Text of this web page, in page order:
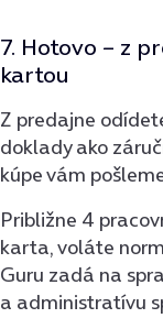
7. Hotovo – z
kartou
Z predajne
doklady ako
kúpe vám
Približne 4
karta, voláte
Guru zadá na
a administratívu